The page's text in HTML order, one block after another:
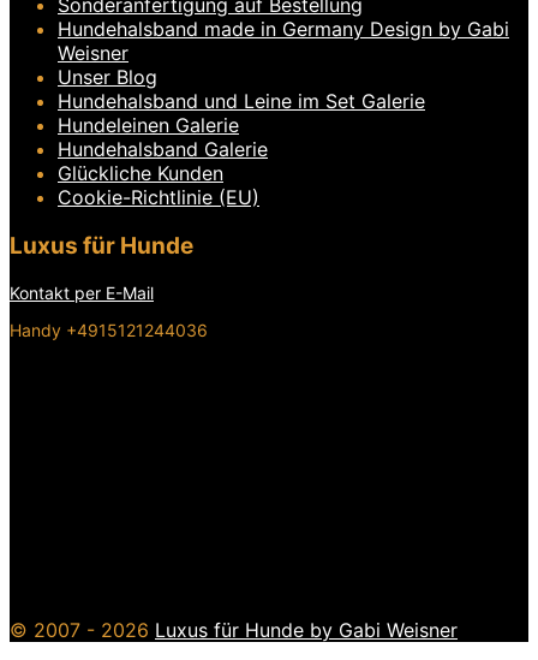
Sonderanfertigung auf Bestellung
Hundehalsband made in Germany Design by Gabi
Weisner
Unser Blog
Hundehalsband und Leine im Set Galerie
Hundeleinen Galerie
Hundehalsband Galerie
Glückliche Kunden
Cookie-Richtlinie (EU)
Luxus für Hunde
Kontakt per E-Mail
Handy +4915121244036
© 2007 - 2026 Luxus für Hunde by Gabi Weisner